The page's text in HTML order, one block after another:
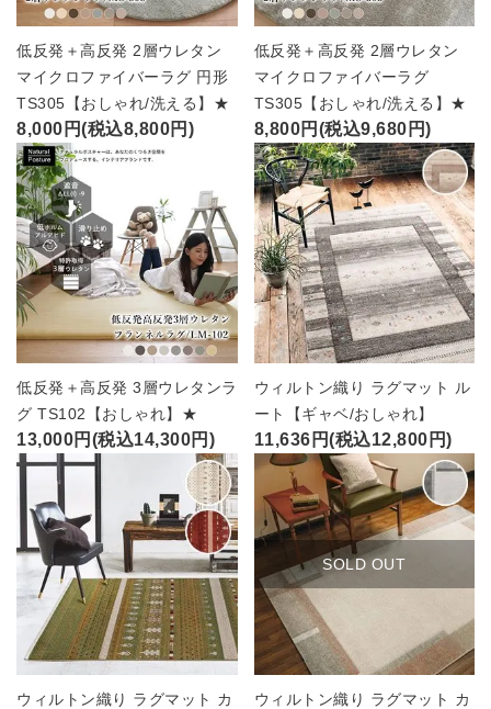
低反発＋高反発 2層ウレタン
マイクロファイバーラグ 円形
TS305【おしゃれ/洗える】★
8,000円(税込8,800円)
低反発＋高反発 2層ウレタン
マイクロファイバーラグ
TS305【おしゃれ/洗える】★
8,800円(税込9,680円)
低反発＋高反発 3層ウレタンラ
グ TS102【おしゃれ】★
13,000円(税込14,300円)
ウィルトン織り ラグマット ル
ート【ギャベ/おしゃれ】
11,636円(税込12,800円)
ウィルトン織り ラグマット カ
SOLD OUT
ウィルトン織り ラグマット カ